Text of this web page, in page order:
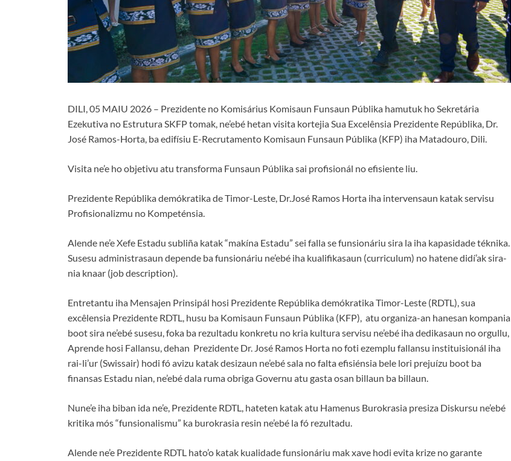
DILI, 05 MAIU 2026 – Prezidente no Komisárius Komisaun Funsaun Públika hamutuk ho Sekretária
Ezekutiva no Estrutura SKFP tomak, ne’ebé hetan visita kortejia Sua Excelênsia Prezidente Repúblika, Dr.
José Ramos-Horta, ba edifísiu E-Recrutamento Komisaun Funsaun Públika (KFP) iha Matadouro, Dili.
Visita ne’e ho objetivu atu transforma Funsaun Públika sai profisionál no efisiente liu.
Prezidente Repúblika demókratika de Timor-Leste, Dr.José Ramos Horta iha intervensaun katak servisu
Profisionalizmu no Kompeténsia.
Alende ne’e Xefe Estadu subliña katak “makína Estadu” sei falla se funsionáriu sira la iha kapasidade téknika.
Susesu administrasaun depende ba funsionáriu ne’ebé iha kualifikasaun (curriculum) no hatene didí’ak sira-
nia knaar (job description).
Entretantu iha Mensajen Prinsipál hosi Prezidente Repúblika demókratika Timor-Leste (RDTL), sua
excêlensia Prezidente RDTL, husu ba Komisaun Funsaun Públika (KFP), atu organiza-an hanesan kompania
boot sira ne’ebé susesu, foka ba rezultadu konkretu no kria kultura servisu ne’ebé iha dedikasaun no orgullu,
Aprende hosi Fallansu, dehan Prezidente Dr. José Ramos Horta no foti ezemplu fallansu instituisionál iha
rai-li’ur (Swissair) hodi fó avizu katak desizaun ne’ebé sala no falta efisiénsia bele lori prejuízu boot ba
finansas Estadu nian, ne’ebé dala ruma obriga Governu atu gasta osan billaun ba billaun.
Nune’e iha biban ida ne’e, Prezidente RDTL, hateten katak atu Hamenus Burokrasia presiza Diskursu ne’ebé
kritika mós “funsionalismu” ka burokrasia resin ne’ebé la fó rezultadu.
Alende ne’e Prezidente RDTL hato’o katak kualidade funsionáriu mak xave hodi evita krize no garante